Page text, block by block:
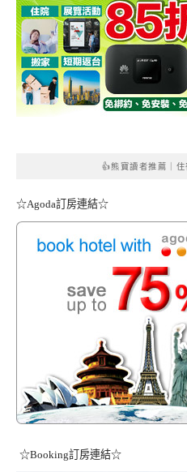
👍熊寶讀者推薦｜
☆Agoda訂房連結☆
☆Booking訂房連結☆